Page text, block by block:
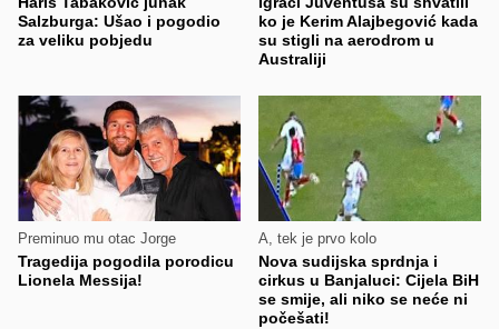
Salzburga: Ušao i pogodio
za veliku pobjedu
ko je Kerim Alajbegović kada
su stigli na aerodrom u
Australiji
Preminuo mu otac Jorge
Tragedija pogodila porodicu
Lionela Messija!
A, tek je prvo kolo
Nova sudijska sprdnja i
cirkus u Banjaluci: Cijela BiH
se smije, ali niko se neće ni
počešati!